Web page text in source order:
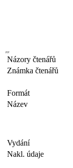
Názory čtenářů
Známka čtenářů
Formát
Název
Vydání
Nakl. údaje